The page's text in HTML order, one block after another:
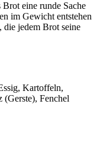
eine runde Sache
im Gewicht entstehen
die jedem Brot seine
Kartoffeln,
(Gerste), Fenchel